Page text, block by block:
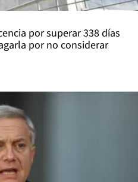
por superar 338 días
por no considerar